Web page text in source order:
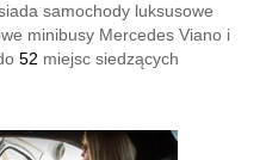
samochody luksusowe
minibusy Mercedes Viano i
52 miejsc siedzących